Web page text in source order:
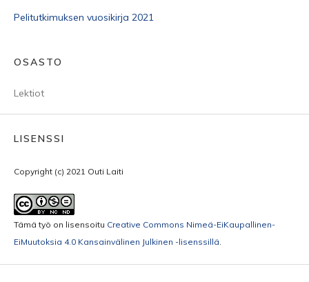
Pelitutkimuksen vuosikirja 2021
OSASTO
Lektiot
LISENSSI
Copyright (c) 2021 Outi Laiti
Tämä työ on lisensoitu Creative Commons Nimeä-EiKaupallinen-
EiMuutoksia 4.0 Kansainvälinen Julkinen -lisenssillä.